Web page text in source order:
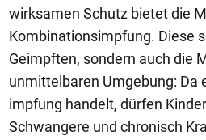
wirksamen Schutz bietet die
Kombinationsimpfung. Diese
Geimpften, sondern auch die
unmittelbaren Umgebung: Da
impfung handelt, dürfen
Schwangere und chronisch